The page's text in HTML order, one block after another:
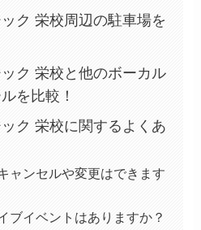
ク 栄校周辺の駐車場を
ク 栄校と他のボーカル
を比較！
ク 栄校に関するよくあ
ャンセルや変更はできます
ブイベントはありますか？